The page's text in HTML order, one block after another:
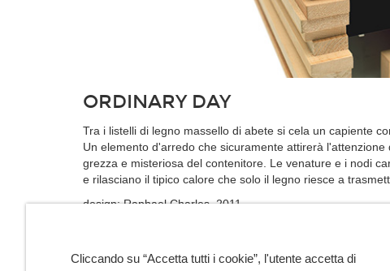
ORDINARY DAY
Tra i listelli di legno massello di abete si cela un capiente
Un elemento d'arredo che sicuramente attirerà
grezza e misteriosa del contenitore. Le venature e i nodi
e rilasciano il tipico calore che solo il legno riesce a
design: Raphael Charles, 2011
Cliccando su “Accetta tutti i cookie”, l'utente accetta di